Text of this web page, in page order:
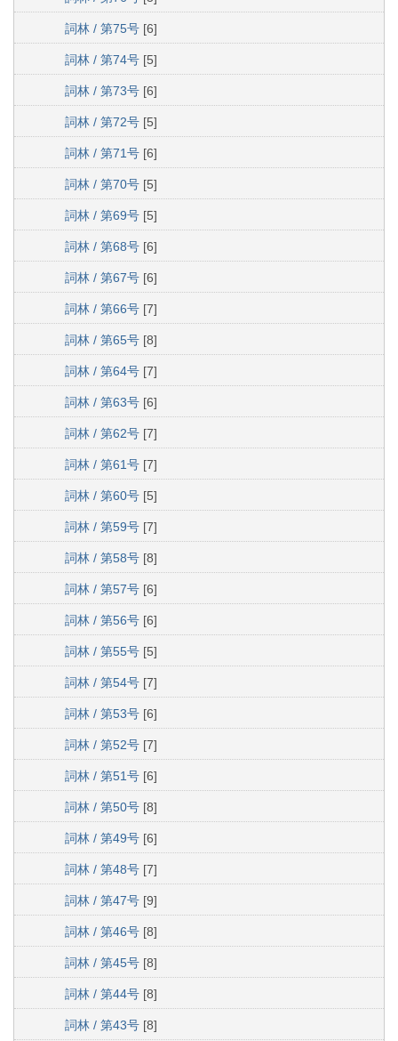
詞林 / 第75号 [6]
詞林 / 第74号 [5]
詞林 / 第73号 [6]
詞林 / 第72号 [5]
詞林 / 第71号 [6]
詞林 / 第70号 [5]
詞林 / 第69号 [5]
詞林 / 第68号 [6]
詞林 / 第67号 [6]
詞林 / 第66号 [7]
詞林 / 第65号 [8]
詞林 / 第64号 [7]
詞林 / 第63号 [6]
詞林 / 第62号 [7]
詞林 / 第61号 [7]
詞林 / 第60号 [5]
詞林 / 第59号 [7]
詞林 / 第58号 [8]
詞林 / 第57号 [6]
詞林 / 第56号 [6]
詞林 / 第55号 [5]
詞林 / 第54号 [7]
詞林 / 第53号 [6]
詞林 / 第52号 [7]
詞林 / 第51号 [6]
詞林 / 第50号 [8]
詞林 / 第49号 [6]
詞林 / 第48号 [7]
詞林 / 第47号 [9]
詞林 / 第46号 [8]
詞林 / 第45号 [8]
詞林 / 第44号 [8]
詞林 / 第43号 [8]